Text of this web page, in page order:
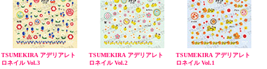
TSUMEKIRA アデリアレト
ロネイル Vol.3
TSUMEKIRA アデリアレト
ロネイル Vol.2
TSUMEKIRA アデリアレト
ロネイル Vol.1